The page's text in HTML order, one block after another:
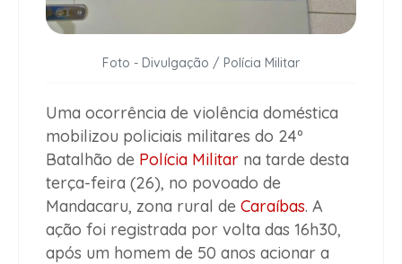
Foto - Divulgação / Polícia Militar
Uma ocorrência de violência doméstica
mobilizou policiais militares do 24º
Batalhão de Polícia Militar na tarde desta
terça-feira (26), no povoado de
Mandacaru, zona rural de Caraíbas. A
ação foi registrada por volta das 16h30,
após um homem de 50 anos acionar a